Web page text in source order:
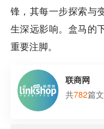
锋，其每一步探索与
生深远影响。盒马的
重要注脚。
联商网
共782篇